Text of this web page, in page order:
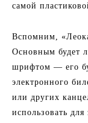
самой
Вспомним,
Основным будет
шрифтом — его
электронного
или других
использовать